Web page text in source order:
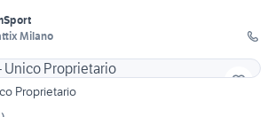
Sport
Milano
Proprietario